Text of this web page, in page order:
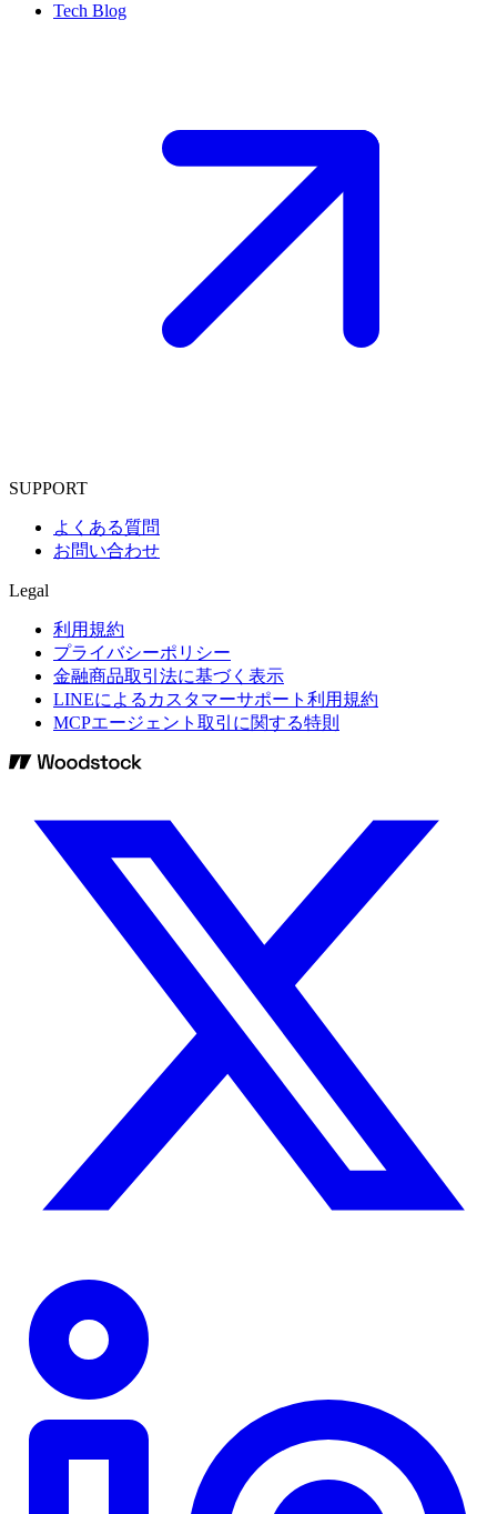
Tech Blog
SUPPORT
よくある質問
お問い合わせ
Legal
利用規約
プライバシーポリシー
金融商品取引法に基づく表示
LINEによるカスタマーサポート利用規約
MCPエージェント取引に関する特則